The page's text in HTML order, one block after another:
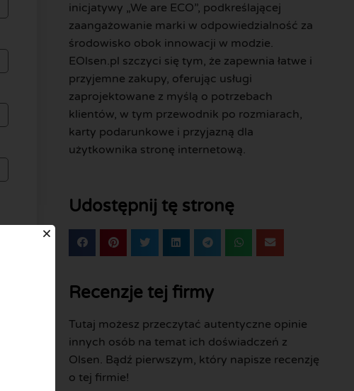
inicjatywy „We are ECO”, podkreślającej
zaangażowanie marki w odpowiedzialność za
środowisko obok innowacji w modzie.
EOlsen.pl szczyci się tym, że zapewnia łatwe i
przyjemne zakupy, oferując usługi
zaprojektowane z myślą o potrzebach
klientów, w tym przewodnik po rozmiarach,
karty podarunkowe i przyjazną dla
użytkownika stronę internetową.
Udostępnij tę stronę
Recenzje tej firmy
Tutaj możesz przeczytać autentyczne opinie
innych osób na temat ich doświadczeń z
Olsen. Bądź pierwszym, który napisze recenzję
o tej firmie!